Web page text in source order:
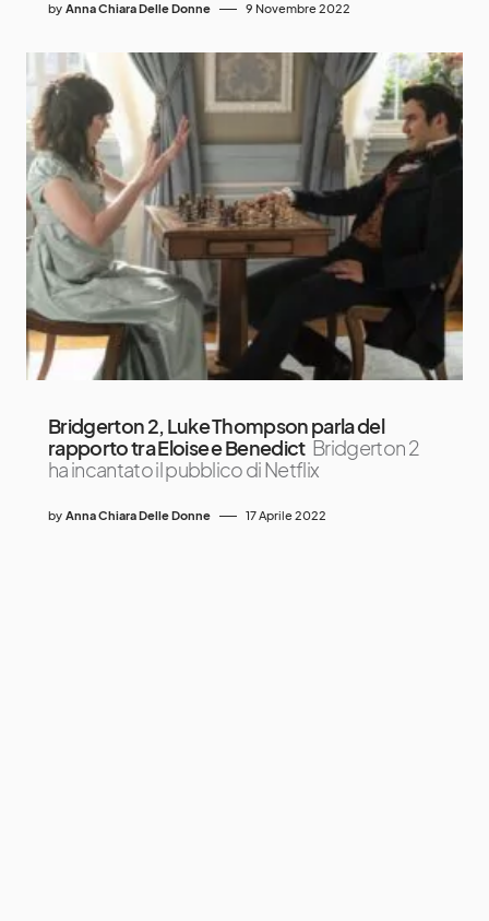
by Anna Chiara Delle Donne 9 Novembre 2022
Bridgerton 2, Luke Thompson parla del
rapporto tra Eloise e Benedict Bridgerton 2
ha incantato il pubblico di Netflix
by Anna Chiara Delle Donne 17 Aprile 2022